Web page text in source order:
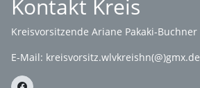
Kontakt Kreis
Kreisvorsitzende Ariane Pakaki-Buchner
E-Mail: kreisvorsitz.wlvkreishn(@)gmx.de